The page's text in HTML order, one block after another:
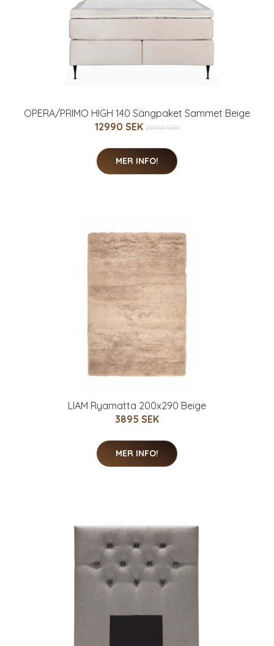
OPERA/PRIMO HIGH 140 Sängpaket Sammet Beige
12990 SEK 21190 SEK
MER INFO!
LIAM Ryamatta 200x290 Beige
3895 SEK
MER INFO!